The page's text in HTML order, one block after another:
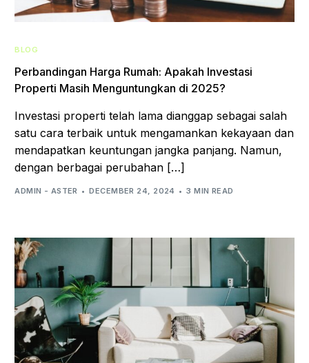
BLOG
Perbandingan Harga Rumah: Apakah Investasi
Properti Masih Menguntungkan di 2025?
Investasi properti telah lama dianggap sebagai salah
satu cara terbaik untuk mengamankan kekayaan dan
mendapatkan keuntungan jangka panjang. Namun,
dengan berbagai perubahan […]
ADMIN - ASTER DECEMBER 24, 2024 3 MIN READ